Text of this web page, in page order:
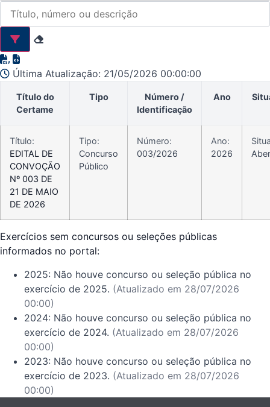
Última Atualização: 21/05/2026 00:00:00
Título do
Certame
Tipo
Número /
Identificação
Ano
Título:
EDITAL DE
CONVOÇÃO
Nº 003 DE
21 DE MAIO
DE 2026
Tipo:
Concurso
Público
Número:
003/2026
Ano:
2026
Exercícios sem concursos ou seleções públicas
informados no portal:
2025: Não houve concurso ou seleção pública no
exercício de 2025. (Atualizado em 28/07/2026
00:00)
2024: Não houve concurso ou seleção pública no
exercício de 2024. (Atualizado em 28/07/2026
00:00)
2023: Não houve concurso ou seleção pública no
exercício de 2023. (Atualizado em 28/07/2026
00:00)